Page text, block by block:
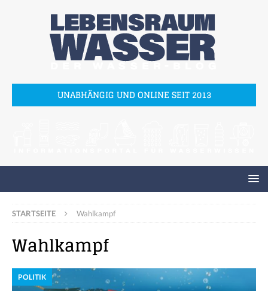
UNABHÄNGIG UND ONLINE SEIT 2013
STARTSEITE Wahlkampf
Wahlkampf
POLITIK